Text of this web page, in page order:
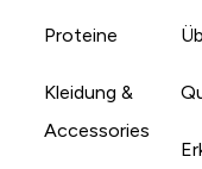
Proteine
Kleidung &
Accessories